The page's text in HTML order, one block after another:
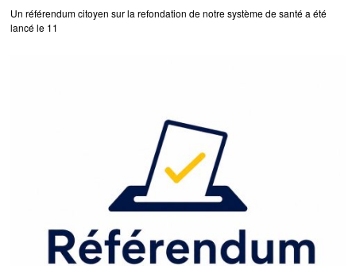
Un référendum citoyen sur la refondation de notre système de santé a été
lancé le 11